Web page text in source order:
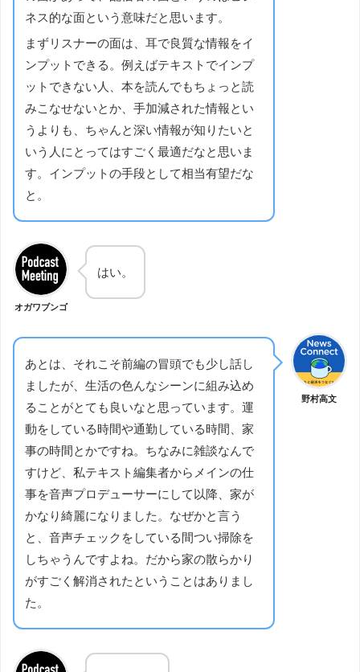
ネス的な面という意味だと思います。
まずリスナーの面は、耳で良質な情報をイ
ンプットできる。例えばテキストでインプ
ットできない人、本を読んでもちょっと読
みこなせないとか、手加減された情報とい
うよりも、ちゃんと深い情報が知りたいと
いう人にとってはすごく最適だなと思いま
す。インプットの手段として相当有望だな
と。
オガワブンゴ
はい。
野村高文
あとは、それこそ前編の冒頭でも少し話し
ましたが、生活の色んなシーンに組み込め
ることがとても良いなと思っています。運
動をしている時間や通勤している時間、家
事の時間とかですね。ちなみに雑談なんで
すけど、私テキスト編集者からメインの仕
事を音声プロデューサーにして以降、家が
かなり綺麗になりました。なぜかと言う
と、音声チェックをしている間つい掃除を
しちゃうんですよね。だから家の散らかり
がすごく解消されたということはありまし
た。